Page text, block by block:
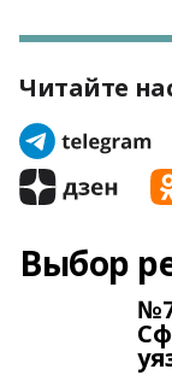
Читайте
Выбор